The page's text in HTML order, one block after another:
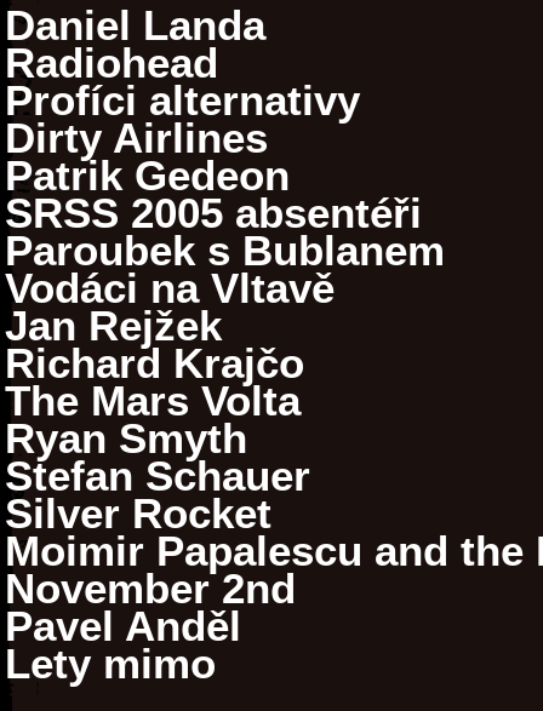
Daniel Landa
Radiohead
Profíci alternativy
Dirty Airlines
Patrik Gedeon
SRSS 2005 absentéři
Paroubek s Bublanem
Vodáci na Vltavě
Jan Rejžek
Richard Krajčo
The Mars Volta
Ryan Smyth
Stefan Schauer
Silver Rocket
Moimir Papalescu and
November 2nd
Pavel Anděl
Lety mimo